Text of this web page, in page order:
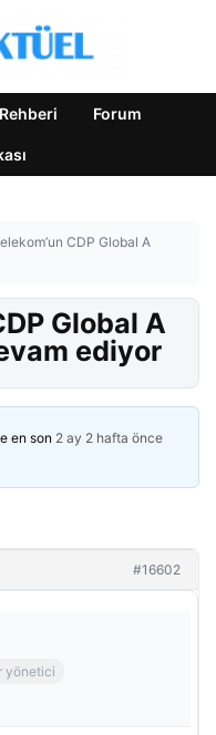
Forum
CDP Global A
Global A
ediyor
en son 2 ay 2 hafta önce
#16602
yönetici